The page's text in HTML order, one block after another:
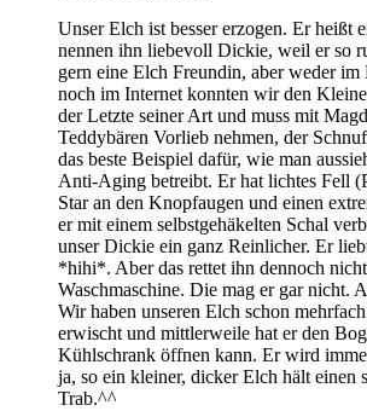
Unser Elch ist besser erzogen. Er heißt
nennen ihn liebevoll Dickie, weil er so
gern eine Elch Freundin, aber weder im
noch im Internet konnten wir den
der Letzte seiner Art und muss mit
Teddybären Vorlieb nehmen, der
das beste Beispiel dafür, wie man
Anti-Aging betreibt. Er hat lichtes Fell
Star an den Knopfaugen und einen
er mit einem selbstgehäkelten Schal
unser Dickie ein ganz Reinlicher. Er
*hihi*. Aber das rettet ihn dennoch
Waschmaschine. Die mag er gar nicht.
Wir haben unseren Elch schon
erwischt und mittlerweile hat er den
Kühlschrank öffnen kann. Er wird
ja, so ein kleiner, dicker Elch hält einen
Trab.^^